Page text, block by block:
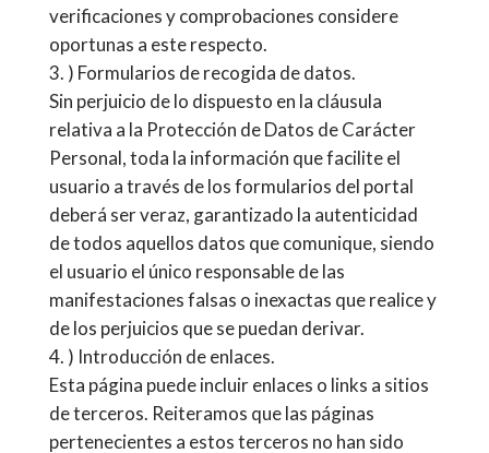
verificaciones y comprobaciones considere
oportunas a este respecto.
) Formularios de recogida de datos.
Sin perjuicio de lo dispuesto en la cláusula
relativa a la Protección de Datos de Carácter
Personal, toda la información que facilite el
usuario a través de los formularios del portal
deberá ser veraz, garantizado la autenticidad
de todos aquellos datos que comunique, siendo
el usuario el único responsable de las
manifestaciones falsas o inexactas que realice y
de los perjuicios que se puedan derivar.
) Introducción de enlaces.
Esta página puede incluir enlaces o links a sitios
de terceros. Reiteramos que las páginas
pertenecientes a estos terceros no han sido